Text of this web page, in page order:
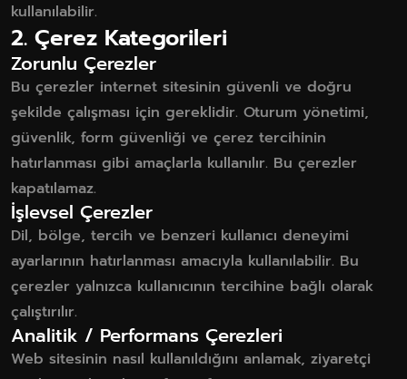
kullanılabilir.
2. Çerez Kategorileri
Zorunlu Çerezler
Bu çerezler internet sitesinin güvenli ve doğru
şekilde çalışması için gereklidir. Oturum yönetimi,
güvenlik, form güvenliği ve çerez tercihinin
hatırlanması gibi amaçlarla kullanılır. Bu çerezler
kapatılamaz.
İşlevsel Çerezler
Dil, bölge, tercih ve benzeri kullanıcı deneyimi
ayarlarının hatırlanması amacıyla kullanılabilir. Bu
çerezler yalnızca kullanıcının tercihine bağlı olarak
çalıştırılır.
Analitik / Performans Çerezleri
Web sitesinin nasıl kullanıldığını anlamak, ziyaretçi